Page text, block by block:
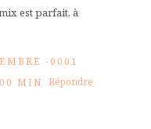
est parfait, à
-0001
MIN Répondre